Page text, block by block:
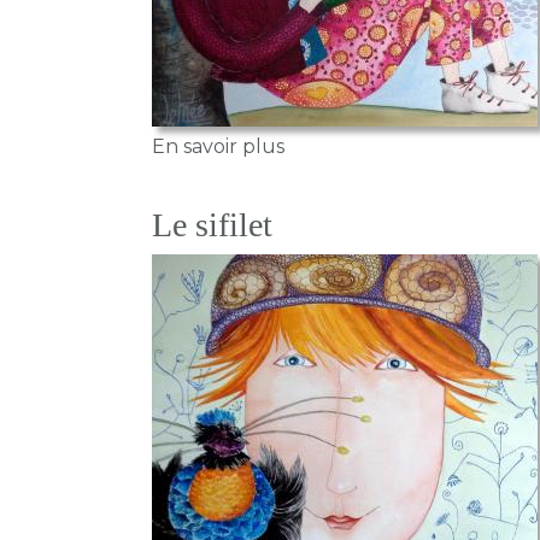
En savoir plussur La liseuse
Le sifilet